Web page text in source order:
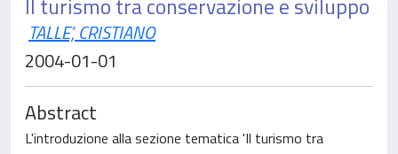
TALLE', CRISTIANO
2004-01-01
Abstract
L'introduzione alla sezione tematica 'Il turismo tra